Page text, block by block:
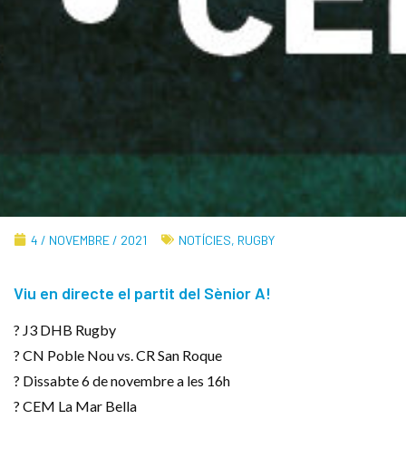
4 / NOVEMBRE / 2021 NOTÍCIES, RUGBY
Viu en directe el partit del Sènior A!
? J3 DHB Rugby
? CN Poble Nou vs. CR San Roque
?️ Dissabte 6 de novembre a les 16h
? CEM La Mar Bella